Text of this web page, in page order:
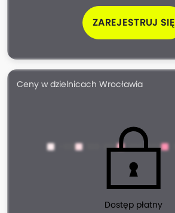
ZAREJESTRUJ SIĘ
Ceny w dzielnicach Wrocławia
Dostęp płatny
<100 100-200 200-500